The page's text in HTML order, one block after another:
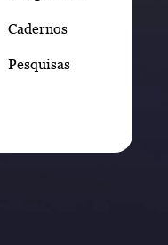
Cadernos
Pesquisas